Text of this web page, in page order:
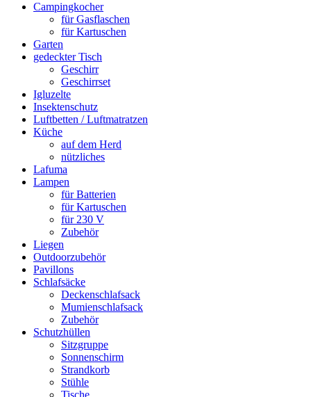
Campingkocher
für Gasflaschen
für Kartuschen
Garten
gedeckter Tisch
Geschirr
Geschirrset
Igluzelte
Insektenschutz
Luftbetten / Luftmatratzen
Küche
auf dem Herd
nützliches
Lafuma
Lampen
für Batterien
für Kartuschen
für 230 V
Zubehör
Liegen
Outdoorzubehör
Pavillons
Schlafsäcke
Deckenschlafsack
Mumienschlafsack
Zubehör
Schutzhüllen
Sitzgruppe
Sonnenschirm
Strandkorb
Stühle
Tische